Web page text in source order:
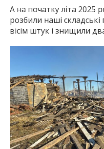
А на початку літа 2025
розбили наші
вісім штук і знищили